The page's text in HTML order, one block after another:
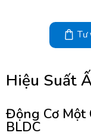
Tư
Hiệu Suất
Động Cơ Một
BLDC